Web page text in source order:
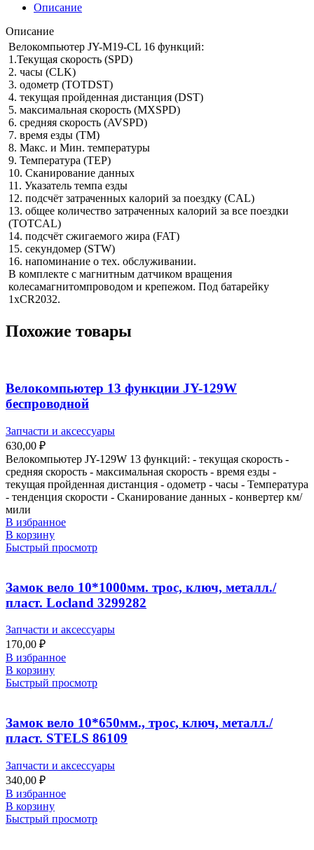
Описание
Описание
Велокомпьютер JY-M19-CL 16 функций:
1.Текущая скорость (SPD)
2. часы (CLK)
3. одометр (TOTDST)
4. текущая пройденная дистанция (DST)
5. максимальная скорость (MXSPD)
6. средняя скорость (AVSPD)
7. время езды (TM)
8. Макс. и Мин. температуры
9. Температура (TEP)
10. Сканирование данных
11. Указатель темпа езды
12. подсчёт затраченных калорий за поездку (CAL)
13. общее количество затраченных калорий за все поездки
(TOTCAL)
14. подсчёт сжигаемого жира (FAT)
15. секундомер (STW)
16. напоминание о тех. обслуживании.
В комплекте с магнитным датчиком вращения
колесамагнитомпроводом и крепежом. Под батарейку
1xCR2032.
Похожие товары
Велокомпьютер 13 функции JY-129W
беспроводной
Запчасти и аксессуары
630,00 ₽
Велокомпьютер JY-129W 13 функций: - текущая скорость -
средняя скорость - максимальная скорость - время езды -
текущая пройденная дистанция - одометр - часы - Температура
- тенденция скорости - Сканирование данных - конвертер км/
мили
В избранное
В корзину
Быстрый просмотр
Замок вело 10*1000мм. трос, ключ, металл./
пласт. Locland 3299282
Запчасти и аксессуары
170,00 ₽
В избранное
В корзину
Быстрый просмотр
Замок вело 10*650мм., трос, ключ, металл./
пласт. STELS 86109
Запчасти и аксессуары
340,00 ₽
В избранное
В корзину
Быстрый просмотр